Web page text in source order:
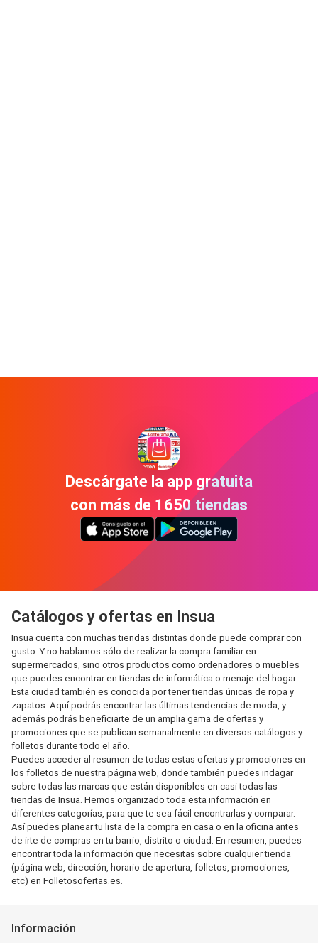
Descárgate la app gratuita
con más de 1650 tiendas
Catálogos y ofertas en Insua
Insua cuenta con muchas tiendas distintas donde puede comprar con
gusto. Y no hablamos sólo de realizar la compra familiar en
supermercados, sino otros productos como ordenadores o muebles
que puedes encontrar en tiendas de informática o menaje del hogar.
Esta ciudad también es conocida por tener tiendas únicas de ropa y
zapatos. Aquí podrás encontrar las últimas tendencias de moda, y
además podrás beneficiarte de un amplia gama de ofertas y
promociones que se publican semanalmente en diversos catálogos y
folletos durante todo el año.
Puedes acceder al resumen de todas estas ofertas y promociones en
los folletos de nuestra página web, donde también puedes indagar
sobre todas las marcas que están disponibles en casi todas las
tiendas de Insua. Hemos organizado toda esta información en
diferentes categorías, para que te sea fácil encontrarlas y comparar.
Así puedes planear tu lista de la compra en casa o en la oficina antes
de irte de compras en tu barrio, distrito o ciudad. En resumen, puedes
encontrar toda la información que necesitas sobre cualquier tienda
(página web, dirección, horario de apertura, folletos, promociones,
etc) en Folletosofertas.es.
Información